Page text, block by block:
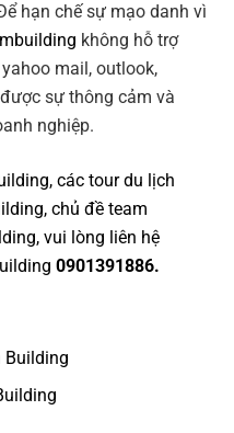
hạn chế sự mạo danh vì
không hỗ trợ
mail, outlook,
sự thông cảm và
nghiệp.
, các tourdu lịch
, chủ đề team
, vui lòng liên hệ
0901391886.
Building